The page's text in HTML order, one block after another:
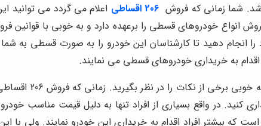
206 اقساطی
را انجام دهید تا کارشناسان این خودرو را به صورت قسطی
به خریداری خودروهای قسطی می نمایند.
شما زمانی که هر
کنید. در واقع بسیاری از افراد تنها به دلیل قیمت مناسب
مزیت فروش 206 اقساطی موجب شده است که بیشتر افراد اقدام به خریداری این